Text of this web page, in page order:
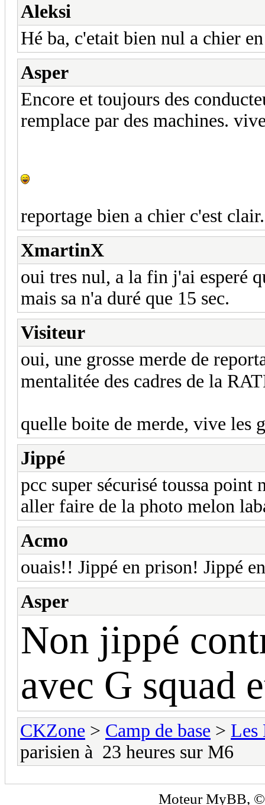
Aleksi
Hé ba, c'etait bien nul a chier
Asper
Encore et toujours des
remplace par des machines.
reportage bien a chier c'est clair.
XmartinX
oui tres nul, a la fin j'ai esperé
mais sa n'a duré que 15 sec.
Visiteur
oui, une grosse merde de
mentalitée des cadres de la
quelle boite de merde, vive les
Jippé
pcc super sécurisé toussa point
aller faire de la photo melon
Acmo
ouais!! Jippé en prison! Jippé
Asper
Non jippé
avec G squad
CKZone > Camp de base > Les
parisien à 23 heures sur M6
MoteurMyBB,